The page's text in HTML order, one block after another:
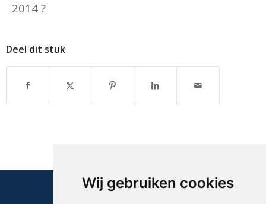
Wij gebruiken cookies
2014 ?
Deel dit stuk